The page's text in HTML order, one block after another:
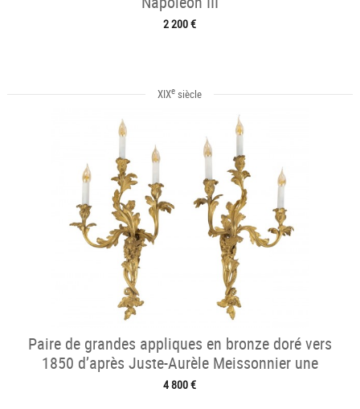
2 200 €
XIXe siècle
Paire de grandes appliques en bronze doré vers
1850 d’après Juste-Aurèle Meissonnier une
4 800 €